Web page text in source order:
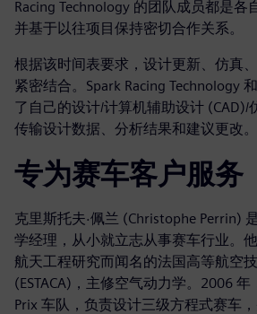
Racing Technology 的团队成员都是各
并基于以往项目保持密切合作关系。
根据该时间表要求，设计更新、仿真
紧密结合。Spark Racing Technology
了自己的设计/计算机辅助设计 (CAD)/
传输设计数据、分析结果和建议更改。
专为赛车客户服务
克里斯托夫·佩兰 (Christophe Perrin)
学经理，从小就立志从事赛车行业。
航天工程研究而闻名的法国高等航空
(ESTACA)，主修空气动力学。2006 年
Prix 车队，负责设计三级方程式赛车